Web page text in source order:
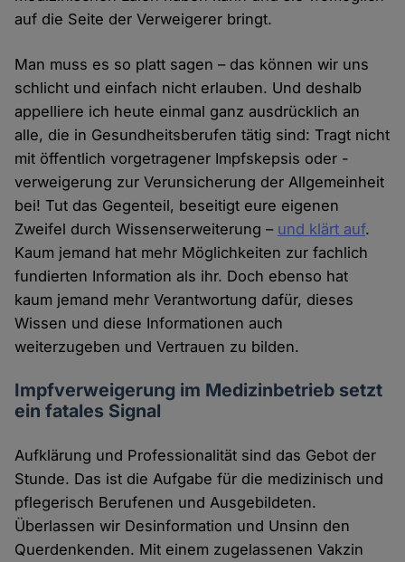
auf die Seite der Verweigerer bringt.
Man muss es so platt sagen – das können wir uns
schlicht und einfach nicht erlauben. Und deshalb
appelliere ich heute einmal ganz ausdrücklich an
alle, die in Gesundheitsberufen tätig sind: Tragt nicht
mit öffentlich vorgetragener Impfskepsis oder -
verweigerung zur Verunsicherung der Allgemeinheit
bei! Tut das Gegenteil, beseitigt eure eigenen
Zweifel durch Wissenserweiterung – und klärt auf.
Kaum jemand hat mehr Möglichkeiten zur fachlich
fundierten Information als ihr. Doch ebenso hat
kaum jemand mehr Verantwortung dafür, dieses
Wissen und diese Informationen auch
weiterzugeben und Vertrauen zu bilden.
Impfverweigerung im Medizinbetrieb setzt
ein fatales Signal
Aufklärung und Professionalität sind das Gebot der
Stunde. Das ist die Aufgabe für die medizinisch und
pflegerisch Berufenen und Ausgebildeten.
Überlassen wir Desinformation und Unsinn den
Querdenkenden. Mit einem zugelassenen Vakzin